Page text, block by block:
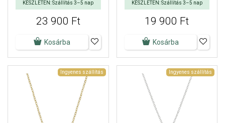
KÉSZLETEN: Szállítás 3–5 nap
23 900 Ft
Kosárba
KÉSZLETEN: Szállítás 3–5 nap
19 900 Ft
Kosárba
Ingyenes szállítás Ingyenes szállítás